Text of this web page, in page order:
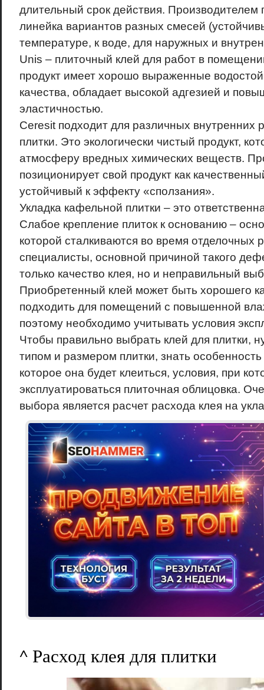
длительный срок действия. Производителем
линейка вариантов разных смесей
температуре, к воде, для наружных и
Unis – плиточный клей для работ в
продукт имеет хорошо выраженные
качества, обладает высокой адгезией и
эластичностью.
Ceresit подходит для различных внутренних
плитки. Это экологически чистый продукт,
атмосферу вредных химических веществ.
позиционирует свой продукт как
устойчивый к эффекту «сползания».
Укладка кафельной плитки – это
Слабое крепление плиток к основанию –
которой сталкиваются во время отделочных
специалисты, основной причиной такого
только качество клея, но и неправильный
Приобретенный клей может быть хорошего
подходить для помещений с повышенной
поэтому необходимо учитывать условия
Чтобы правильно выбрать клей для плитки,
типом и размером плитки, знать
которое она будет клеиться, условия, при
эксплуатироваться плиточная облицовка.
выбора является расчет расхода клея на
^ Расход клея для плитки